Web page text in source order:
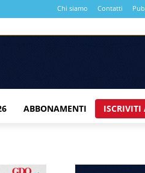
Chi siamo Contatti
ABBONAMENTI ISCRIVITI